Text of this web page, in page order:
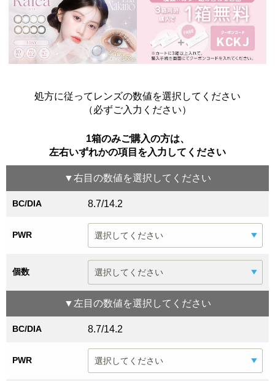
処方に従ってレンズの数値を選択してください
（必ずご入力ください）
1箱のみご購入の方は、
左右いずれかの項目を入力してください
▼右目 の数値を選択してください
BC/DIA 8.7/14.2
PWR
個数
▼ 左目 の数値を選択してください
BC/DIA 8.7/14.2
PWR